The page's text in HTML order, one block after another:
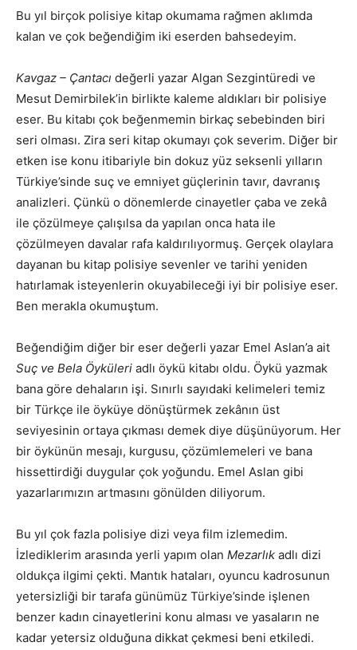
Bu yıl birçok polisiye kitap okumama rağmen aklımda
kalan ve çok beğendiğim iki eserden bahsedeyim.
Kavgaz – Çantacı değerli yazar Algan Sezgintüredi ve
Mesut Demirbilek’in birlikte kaleme aldıkları bir polisiye
eser. Bu kitabı çok beğenmemin birkaç sebebinden biri
seri olması. Zira seri kitap okumayı çok severim. Diğer bir
etken ise konu itibariyle bin dokuz yüz seksenli yılların
Türkiye’sinde suç ve emniyet güçlerinin tavır, davranış
analizleri. Çünkü o dönemlerde cinayetler çaba ve zekâ
ile çözülmeye çalışılsa da yapılan onca hata ile
çözülmeyen davalar rafa kaldırılıyormuş. Gerçek olaylara
dayanan bu kitap polisiye sevenler ve tarihi yeniden
hatırlamak isteyenlerin okuyabileceği iyi bir polisiye eser.
Ben merakla okumuştum.
Beğendiğim diğer bir eser değerli yazar Emel Aslan’a ait
Suç ve Bela Öyküleri adlı öykü kitabı oldu. Öykü yazmak
bana göre dehaların işi. Sınırlı sayıdaki kelimeleri temiz
bir Türkçe ile öyküye dönüştürmek zekânın üst
seviyesinin ortaya çıkması demek diye düşünüyorum. Her
bir öykünün mesajı, kurgusu, çözümlemeleri ve bana
hissettirdiği duygular çok yoğundu. Emel Aslan gibi
yazarlarımızın artmasını gönülden diliyorum.
Bu yıl çok fazla polisiye dizi veya film izlemedim.
İzlediklerim arasında yerli yapım olan Mezarlık adlı dizi
oldukça ilgimi çekti. Mantık hataları, oyuncu kadrosunun
yetersizliği bir tarafa günümüz Türkiye’sinde işlenen
benzer kadın cinayetlerini konu alması ve yasaların ne
kadar yetersiz olduğuna dikkat çekmesi beni etkiledi.